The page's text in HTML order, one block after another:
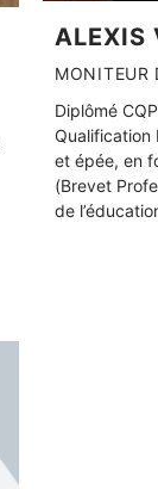
ALEXIS
MONITEUR
Diplômé
Qualification
et épée, en
(Brevet
de